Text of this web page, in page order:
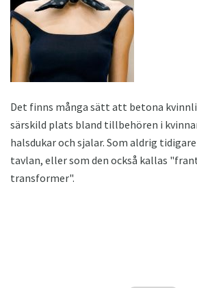
Det finns många sätt att betona
särskild plats bland tillbehören i
halsdukar och sjalar. Som aldrig
tavlan, eller som den också kallas
transformer".